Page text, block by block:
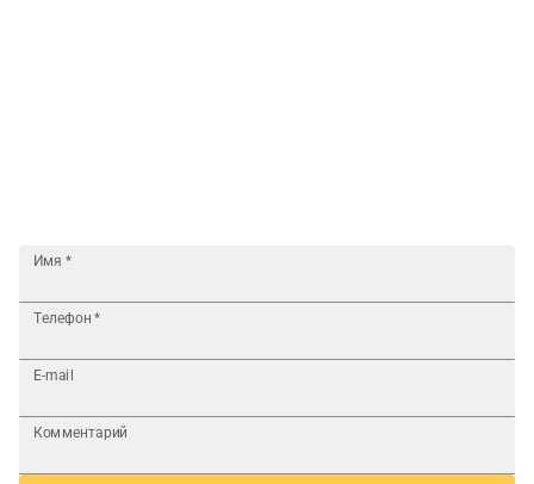
Имя *
Телефон *
E-mail
Комментарий